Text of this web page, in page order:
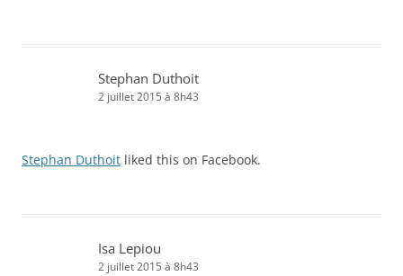
Stephan Duthoit
2 juillet 2015 à 8h43
Stephan Duthoit liked this on Facebook.
Isa Lepiou
2 juillet 2015 à 8h43